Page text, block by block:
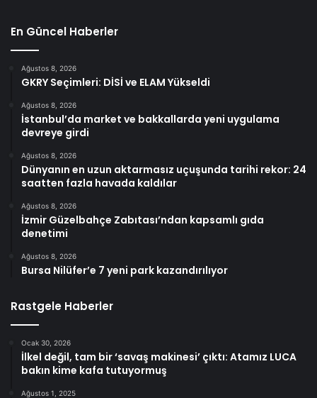
En Güncel Haberler
Ağustos 8, 2026
GKRY Seçimleri: DİSİ ve ELAM Yükseldi
Ağustos 8, 2026
İstanbul’da market ve bakkallarda yeni uygulama
devreye girdi
Ağustos 8, 2026
Dünyanın en uzun aktarmasız uçuşunda tarihi rekor: 24
saatten fazla havada kaldılar
Ağustos 8, 2026
İzmir Güzelbahçe Zabıtası’ndan kapsamlı gıda
denetimi
Ağustos 8, 2026
Bursa Nilüfer’e 7 yeni park kazandırılıyor
Rastgele Haberler
Ocak 30, 2026
İlkel değil, tam bir ‘savaş makinesi’ çıktı: Atamız LUCA
bakın kime kafa tutuyormuş
Ağustos 1, 2025